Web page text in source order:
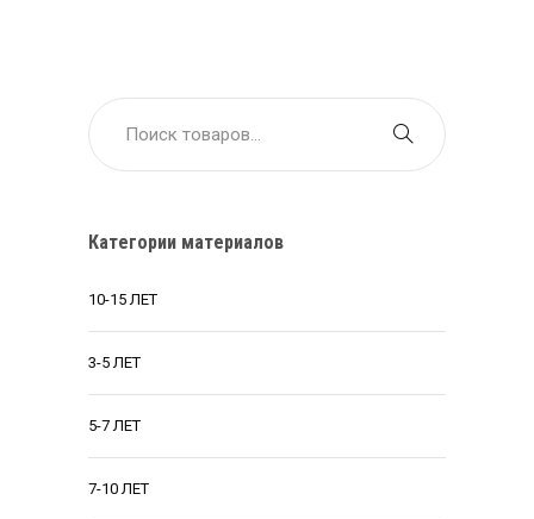
Категории материалов
10-15 ЛЕТ
3-5 ЛЕТ
5-7 ЛЕТ
7-10 ЛЕТ